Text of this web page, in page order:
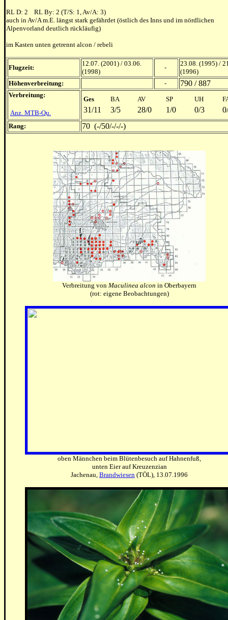
RL D: 2 RL By: 2 (T/S: 1, Av/A: 3)
auch in Av/A m.E. längst stark gefährdet (östlich des Inns und im nördlichen
Alpenvorland deutlich rückläufig)
im Kasten unten getrennt alcon / rebeli
Flugzeit:
12.07. (2001) / 03.06.
(1998)
-
23.08. (1995) /
(1996)
Höhenverbreitung:
- 790 / 887
Verbreitung:
Anz. MTB-Qu.
Ges BA AV SP UH
31/11 3/5 28/0 1/0 0/3
Rang: 70 (-/50/-/-/-)
Verbreitung von Maculinea alcon in Oberbayern
(rot: eigene Beobachtungen)
oben Männchen beim Blütenbesuch auf Hahnenfuß,
unten Eier auf Kreuzenzian
Jachenau, Brandwiesen (TÖL), 13.07.1996